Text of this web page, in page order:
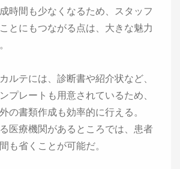
時間も少なくなるため、スタッフ
とにもつながる点は、大きな魅力
ルテには、診断書や紹介状など、
プレートも用意されているため、
の書類作成も効率的に行える。
医療機関があるところでは、患者
も省くことが可能だ。